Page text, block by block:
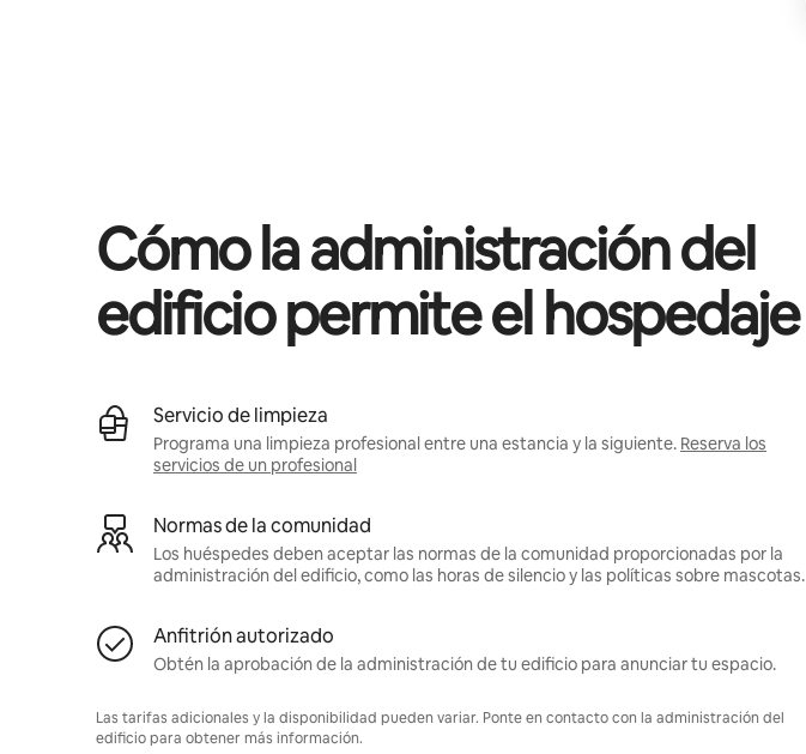
Cómo la administración del
edificio permite el hospedaje
Servicio de limpieza
Programa una limpieza profesional entre una estancia y la siguiente. Reserva los
servicios de un profesional
Normas de la comunidad
Los huéspedes deben aceptar las normas de la comunidad proporcionadas por la
administración del edificio, como las horas de silencio y las políticas sobre mascotas.
Anfitrión autorizado
Obtén la aprobación de la administración de tu edificio para anunciar tu espacio.
Las tarifas adicionales y la disponibilidad pueden variar. Ponte en contacto con la administración del
edificio para obtener más información.